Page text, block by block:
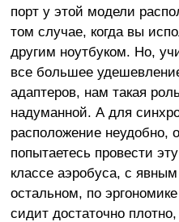
порт у этой модели
том случае, когда вы
другим ноутбуком. Но,
все большее
адаптеров, нам такая
надуманной. А для
расположение неудобно,
попытаетесь провести
классе аэробуса, с
остальном, по
сидит достаточно